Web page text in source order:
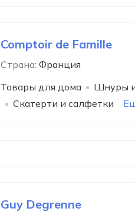
Comptoir de Famille
Страна: Франция
Товары для дома
Шнуры
Скатерти и салфетки
Guy Degrenne